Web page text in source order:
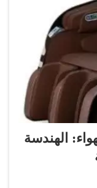
الهندسة